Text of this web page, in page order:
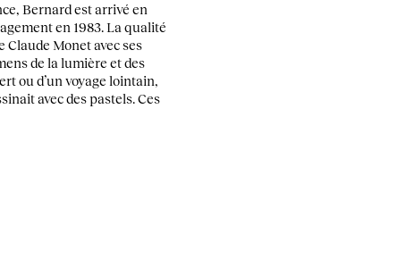
Bernard est arrivé en
en 1983. La qualité
Monet avec ses
de la lumière et des
ou d’un voyage lointain,
avec des pastels. Ces